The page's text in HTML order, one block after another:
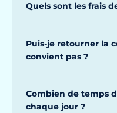
Quels sont les frais
Puis-je retourner la
convient pas ?
Combien de temps
chaque jour ?